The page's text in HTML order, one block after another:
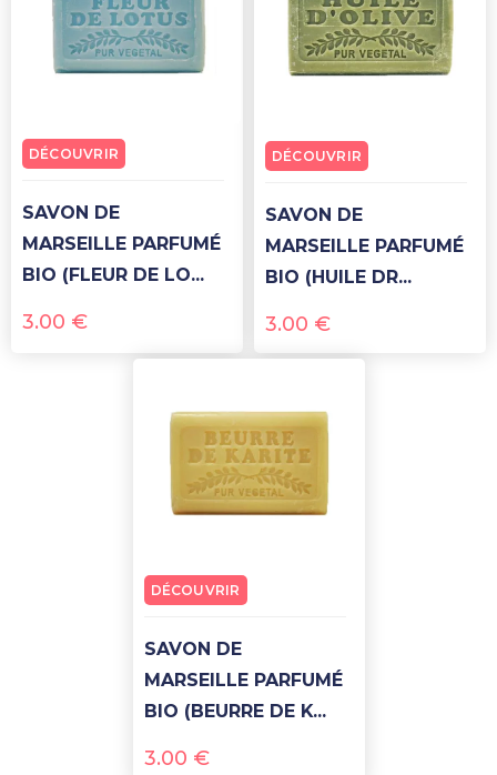
SAVON DE
MARSEILLE PARFUMÉ
BIO (FLEUR DE LO...
3.00 €
DÉCOUVRIR
SAVON DE
MARSEILLE PARFUMÉ
BIO (HUILE DR...
3.00 €
DÉCOUVRIR
SAVON DE
MARSEILLE PARFUMÉ
BIO (BEURRE DE K...
3.00 €
DÉCOUVRIR